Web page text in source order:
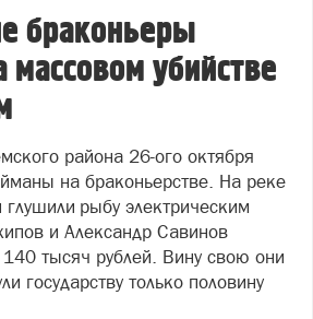
браконьеры
массовом убийстве
района 26-ого октября
на браконьерстве. На реке
рыбу электрическим
и Александр Савинов
тысяч рублей. Вину свою они
государству только половину